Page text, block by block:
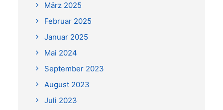
März 2025
Februar 2025
Januar 2025
Mai 2024
September 2023
August 2023
Juli 2023